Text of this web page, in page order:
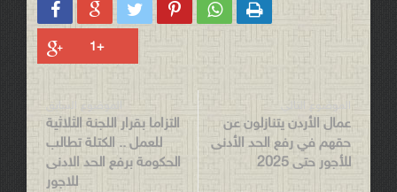
     
الموضوع التالي
عمال الأردن يتنازلون عن
حقهم في رفع الحد الأدنى
للأجور حتى 2025
الموضوع السابق
التزاما بقرار اللجنة الثلاثية
للعمل .. الكتلة تطالب
الحكومة برفع الحد الادنى
للاجور